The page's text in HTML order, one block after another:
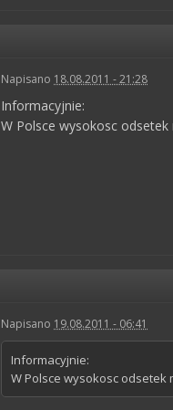
Napisano 18.08.2011 - 21:28
Informacyjnie:
W Polsce wysokosc
Napisano 19.08.2011 - 06:41
Informacyjnie:
W Polsce wysokosc odsetek